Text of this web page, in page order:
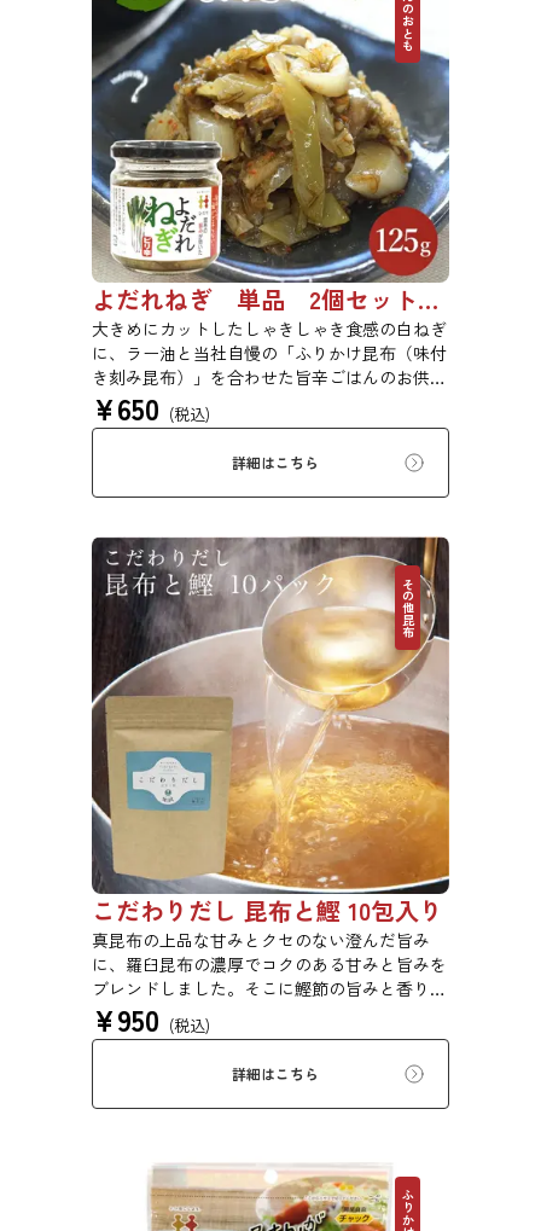
よだれねぎ 単品 2個セット 3個セット 4個セット 0655
大きめにカットしたしゃきしゃき食感の白ねぎ
に、ラー油と当社自慢の「ふりかけ昆布（味付
き刻み昆布）」を合わせた旨辛ごはんのお供で
す。白ごはんの他、冷奴や焼き肉、炒め物にも
幅広く活用できます。
¥650 (税込)
詳細はこちら
その他昆布
こだわりだし 昆布と鰹 10包入り
真昆布の上品な甘みとクセのない澄んだ旨み
に、羅臼昆布の濃厚でコクのある甘みと旨みを
ブレンドしました。そこに鰹節の旨みと香りを
合わせ、さらに深い味わいのおだしに仕上げま
した。素材そのままの味と香りをお楽しみくだ
さい。鍋物、煮物、汁物、炊き込みご飯などに
¥950 (税込)
詳細はこちら